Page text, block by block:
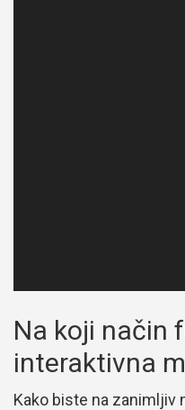
Na koji način
interaktivna
Kako biste na zanimljiv